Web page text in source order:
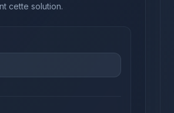
cette solution.